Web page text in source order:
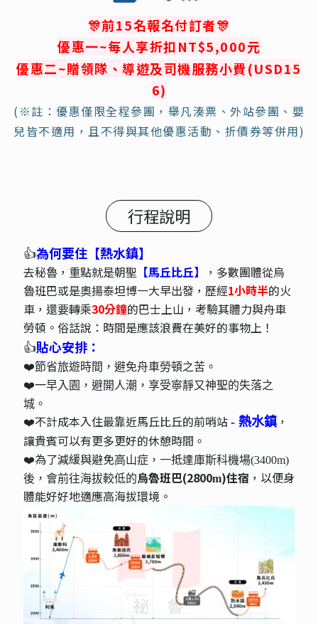
🎊前15名報名付訂者🎊
優惠一~每人享折扣NT$5,000元
優惠二~贈領隊、導遊及司機服務小費(USD15
6)
(※註：優惠僅限全程參團，舉凡湊票、外站參團、嬰
兒皆不適用，且不得與其他優惠活動、折價券等併用)
行程說明
👍為何要住【熱水鎮】
去秘魯，重點就是朝聖 【馬丘比丘】
，多數團體從烏
魯班巴或是奧揚泰坦博一大早出發，歷經1小時半的火
車，還要轉乘30分鐘的巴士上山，考驗其體力與舟車
勞頓。俗話說：時間是應該浪費在美好的事物上！
👍貼心安排：
❤️節省旅遊時間，避免舟車勞頓之苦。
❤️一早入園，避開人潮，享受寧靜又神聖的失落之
城。
❤️不計成本入住最靠近馬丘比丘的前哨站 - 熱水鎮，
讓貴賓可以有更多更好的休憩時間 。
❤️為了減緩與避免高山症， 一抵達庫斯科機場(3400m)
後，會前往海拔較低的烏魯班巴(2800m)住宿 ，以便身
體能好好地適應高海拔環境。